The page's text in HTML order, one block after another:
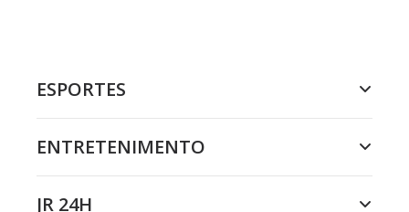
ESPORTES
ENTRETENIMENTO
JR 24H